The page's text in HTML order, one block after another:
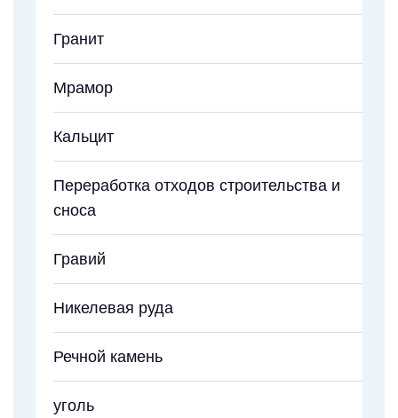
Гранит
Мрамор
Кальцит
Переработка отходов строительства и
сноса
Гравий
Никелевая руда
Речной камень
уголь